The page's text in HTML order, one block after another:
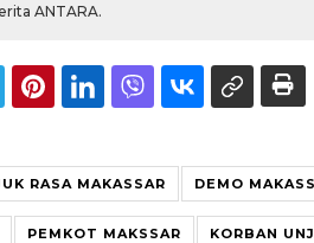
ANTARA.
RASA MAKASSAR DEMO
PEMKOT MAKSSAR KORBAN